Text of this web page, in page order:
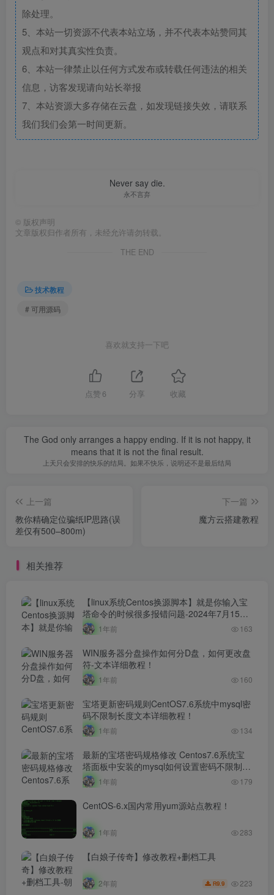
除处理。
5、本站一切资源不代表本站立场，并不代表本站赞同其
观点和对其真实性负责。
6、本站一律禁止以任何方式发布或转载任何违法的相关
信息，访客发现请向站长举报
7、本站资源大多存储在云盘，如发现链接失效，请联系
我们我们会第一时间更新。
Never say die.
永不言弃
© 版权声明
文章版权归作者所有，未经允许请勿转载。
THE END
技术教程
# 可用源码
喜欢就支持一下吧
点赞 6 分享 收藏
The God only arranges a happy ending. If it is not happy, it
means that it is not the final result.
上天只会安排的快乐的结局。如果不快乐，说明还不是最后结局
上一篇
教你精确定位骗纸IP思路(误
差仅有500–800m)
下一篇
魔方云搭建教程
相关推荐
【linux系统Centos换源脚本】就是你输入宝
塔命令的时候很多报错问题-2024年7月15日
最新打包整理-解决小厂服务器yum源！
1年前 163
WIN服务器分盘操作如何分D盘，如何更改盘
符-文本详细教程！
1年前 160
宝塔更新密码规则CentOS7.6系统中mysql密
码不限制长度文本详细教程！
1年前 134
最新的宝塔密码规格修改 Centos7.6系统宝
塔面板中安装的mysql如何设置密码不限制长
度文本详细教程！！
1年前 179
CentOS-6.x国内常用yum源站点教程！
1年前 283
【白娘子传奇】修改教程+删档工具
2年前 R9.9 223